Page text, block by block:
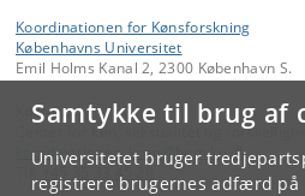
Samtykke til brug af
Universitetet bruger
registrere brugernes adfærd på
Koordinationen for Kønsforskning
Københavns Universitet
Emil Holms Kanal 2, 2300 København S.
Kontakt:
Center for køn, seksualitet og
koordinationen_koen@hum .ku. dk